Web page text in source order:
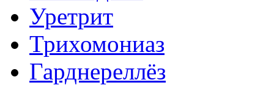
Уретрит
Трихомониаз
Гарднереллёз